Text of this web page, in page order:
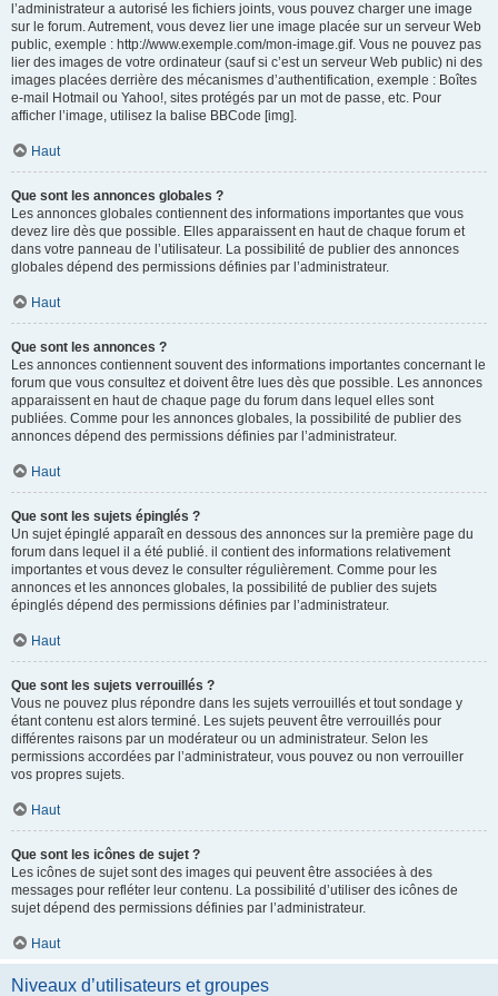
l’administrateur a autorisé les fichiers joints, vous pouvez charger une image
sur le forum. Autrement, vous devez lier une image placée sur un serveur Web
public, exemple : http://www.exemple.com/mon-image.gif. Vous ne pouvez pas
lier des images de votre ordinateur (sauf si c’est un serveur Web public) ni des
images placées derrière des mécanismes d’authentification, exemple : Boîtes
e-mail Hotmail ou Yahoo!, sites protégés par un mot de passe, etc. Pour
afficher l’image, utilisez la balise BBCode [img].
Haut
Que sont les annonces globales ?
Les annonces globales contiennent des informations importantes que vous
devez lire dès que possible. Elles apparaissent en haut de chaque forum et
dans votre panneau de l’utilisateur. La possibilité de publier des annonces
globales dépend des permissions définies par l’administrateur.
Haut
Que sont les annonces ?
Les annonces contiennent souvent des informations importantes concernant le
forum que vous consultez et doivent être lues dès que possible. Les annonces
apparaissent en haut de chaque page du forum dans lequel elles sont
publiées. Comme pour les annonces globales, la possibilité de publier des
annonces dépend des permissions définies par l’administrateur.
Haut
Que sont les sujets épinglés ?
Un sujet épinglé apparaît en dessous des annonces sur la première page du
forum dans lequel il a été publié. il contient des informations relativement
importantes et vous devez le consulter régulièrement. Comme pour les
annonces et les annonces globales, la possibilité de publier des sujets
épinglés dépend des permissions définies par l’administrateur.
Haut
Que sont les sujets verrouillés ?
Vous ne pouvez plus répondre dans les sujets verrouillés et tout sondage y
étant contenu est alors terminé. Les sujets peuvent être verrouillés pour
différentes raisons par un modérateur ou un administrateur. Selon les
permissions accordées par l’administrateur, vous pouvez ou non verrouiller
vos propres sujets.
Haut
Que sont les icônes de sujet ?
Les icônes de sujet sont des images qui peuvent être associées à des
messages pour refléter leur contenu. La possibilité d’utiliser des icônes de
sujet dépend des permissions définies par l’administrateur.
Haut
Niveaux d’utilisateurs et groupes